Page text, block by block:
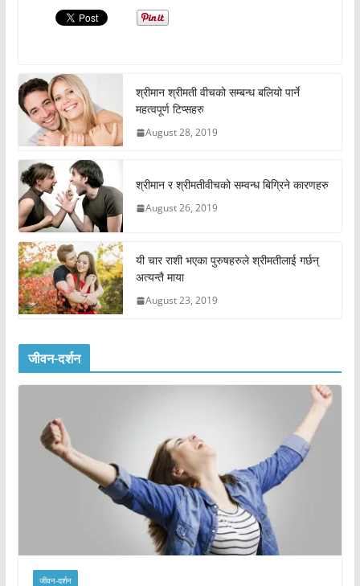
श्रीमान श्रीमती वीचको सम्बन्ध बलियो पार्ने
महत्वपूर्ण टिप्सहरु
August 28, 2019
श्रीमान र श्रीमतीवीचको सम्वन्ध बिग्रिने कारणहरु
August 26, 2019
यी चार राशी भएका पुरुषहरुले श्रीमतीलाई गर्छन्
अत्यन्तै माया
August 23, 2019
जीवन-दर्शन
जीवन-दर्शन